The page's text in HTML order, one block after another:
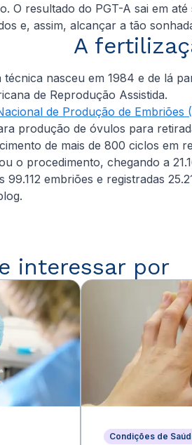
O resultado do PGT-A sai em
e, assim, alcançar a tão
A
nasceu em 1984 e de lá
de Reprodução Assistida.
de Produção de Embriões
produção de óvulos para
de mais de 800 ciclos em
o procedimento, chegando a
embriões e registradas
interessar por
Condições de